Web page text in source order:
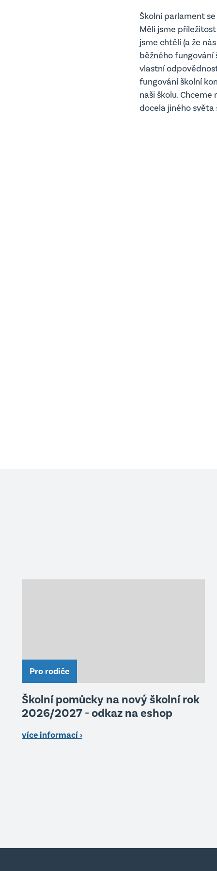
Školní parlament
Měli jsme
jsme chtěli (a že
běžného fungování
vlastní
fungování školní
naši školu.
docela jiného světa
Pro rodiče
Školní pomůcky na nový školní rok
2026/2027 - odkaz na eshop
více informací ›